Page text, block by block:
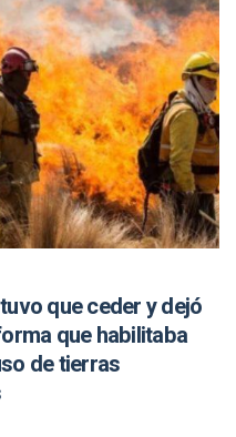
que ceder y dejó
que habilitaba
de tierras